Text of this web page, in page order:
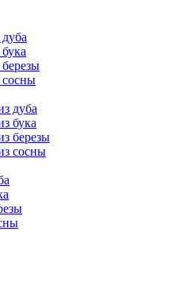
сосны
дуба
бука
березы
сосны